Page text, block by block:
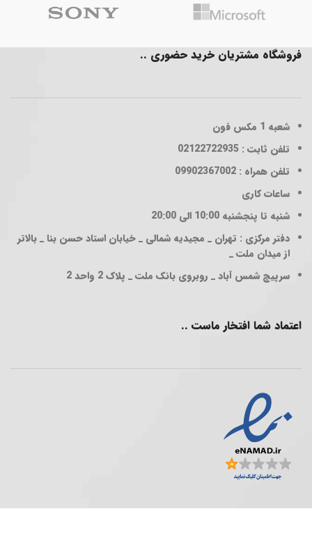
فروشگاه مشتریان خرید حضوری ..
شعبه 1
مکس فون
تلفن ثابت : 02122722935
تلفن همراه : 09902367002
ساعات کاری
شنبه تا پنجشنبه 10:00 الی 20:00
دفتر مرکزی : تهران _ مجیدیه شمالی _ خیابان استاد حسن بنا _ بالاتر
از میدان ملت _
سرپیچ شمس آباد _ روبروی بانک ملت _ پلاک 2 واحد 2
اعتماد شما افتخار ماست ..